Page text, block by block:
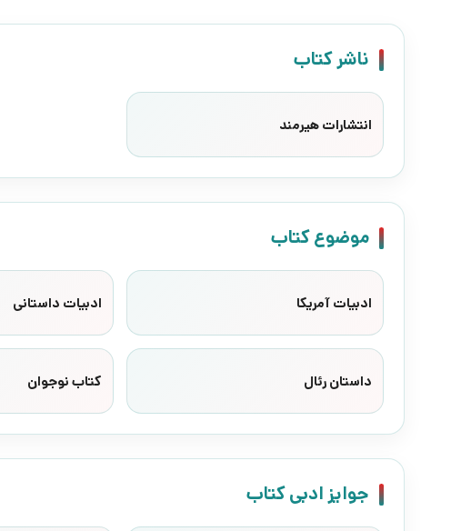
ناشر کتاب
انتشارات هیرمند
موضوع کتاب
ادبیات آمریکا ادبیات داستانی
داستان رئال کتاب نوجوان
جوایز ادبی کتاب